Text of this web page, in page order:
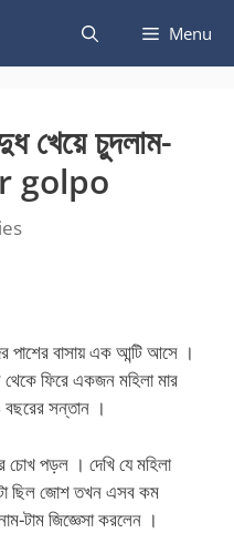
Menu
খেয়ে চুদলাম-
golpo
পাশের বাসায় এক আন্টি আসে ।
ফিরে একজন মহিলা মার
বছরের সন্তান ।
চোখ পড়ল । দেখি যে মহিলা
টা ছিল জোশ তখন এসব কম
টাম জিজ্ঞেসা করলেন ।